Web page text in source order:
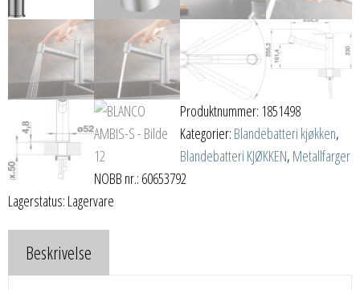
Produktnummer: 1851498
Kategorier: Blandebatteri kjøkken,
Blandebatteri KJØKKEN, Metallfarger
NOBB nr.: 60653792
Lagerstatus: Lagervare
Beskrivelse